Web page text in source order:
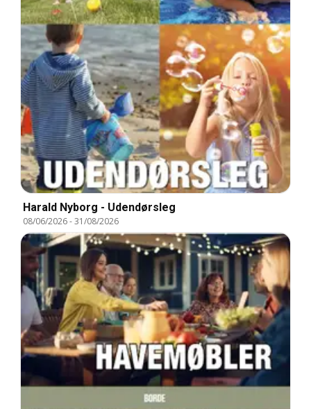
Harald Nyborg - Udendørsleg
08/06/2026-31/08/2026